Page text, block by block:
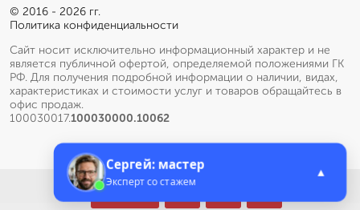
© 2016 - 2026 гг.
Политика конфиденциальности
Сайт носит исключительно информационный характер и не
является публичной офертой, определяемой положениями ГК
РФ. Для получения подробной информации о наличии, видах,
характеристиках и стоимости услуг и товаров обращайтесь в
офис продаж.
100030017.100030000.10062
Меню
Сергей: мастер
Эксперт со стажем
▲